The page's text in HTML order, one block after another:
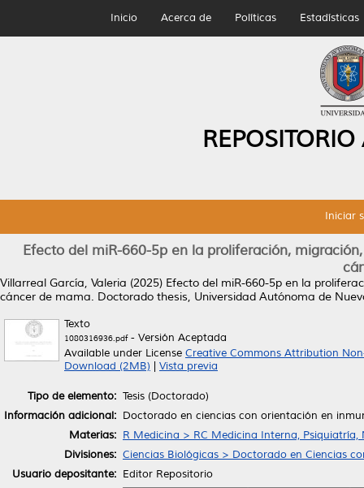
Inicio Acerca de Políticas Estadísticas
Iniciar
Efecto del miR-660-5p en la proliferación,
Villarreal García, Valeria (2025) Efecto del miR-660-5p en la
cáncer de mama. Doctorado thesis, Universidad Autónoma de
Texto
1080316936.pdf- Versión Aceptada
Available under License Creative Commons Attribution
Download (2MB)
Vista previa
Tipo de elemento: Tesis (Doctorado)
Información adicional: Doctorado en ciencias con orientación en
Materias: R Medicina > RC Medicina Interna, Psiquiatría,
Divisiones: Ciencias Biológicas > Doctorado en Ciencias
Usuario depositante: Editor Repositorio